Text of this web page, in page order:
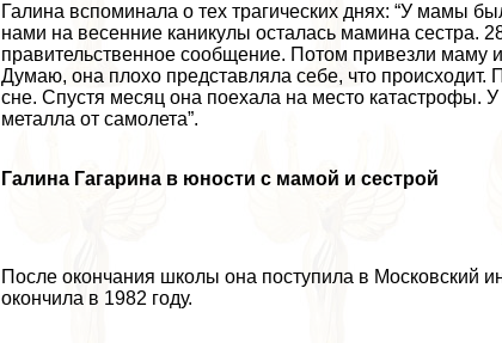
Галина вспоминала о тех трагических днях: “У мамы
нами на весенние каникулы осталась мамина сестра.
правительственное сообщение. Потом привезли
Думаю, она плохо представляла себе, что происходит.
сне. Спустя месяц она поехала на место катастрофы.
металла от самолета”.
Галина Гагарина в юности с мамой и сестрой
После окончания школы она поступила в Московский
окончила в 1982 году.